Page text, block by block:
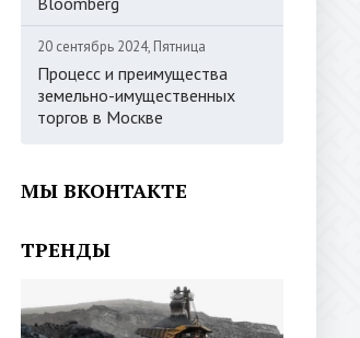
20 сентябрь 2024, Пятница
Процесс и преимущества
земельно-имущественных
торгов в Москве
МЫ ВКОНТАКТЕ
ТРЕНДЫ